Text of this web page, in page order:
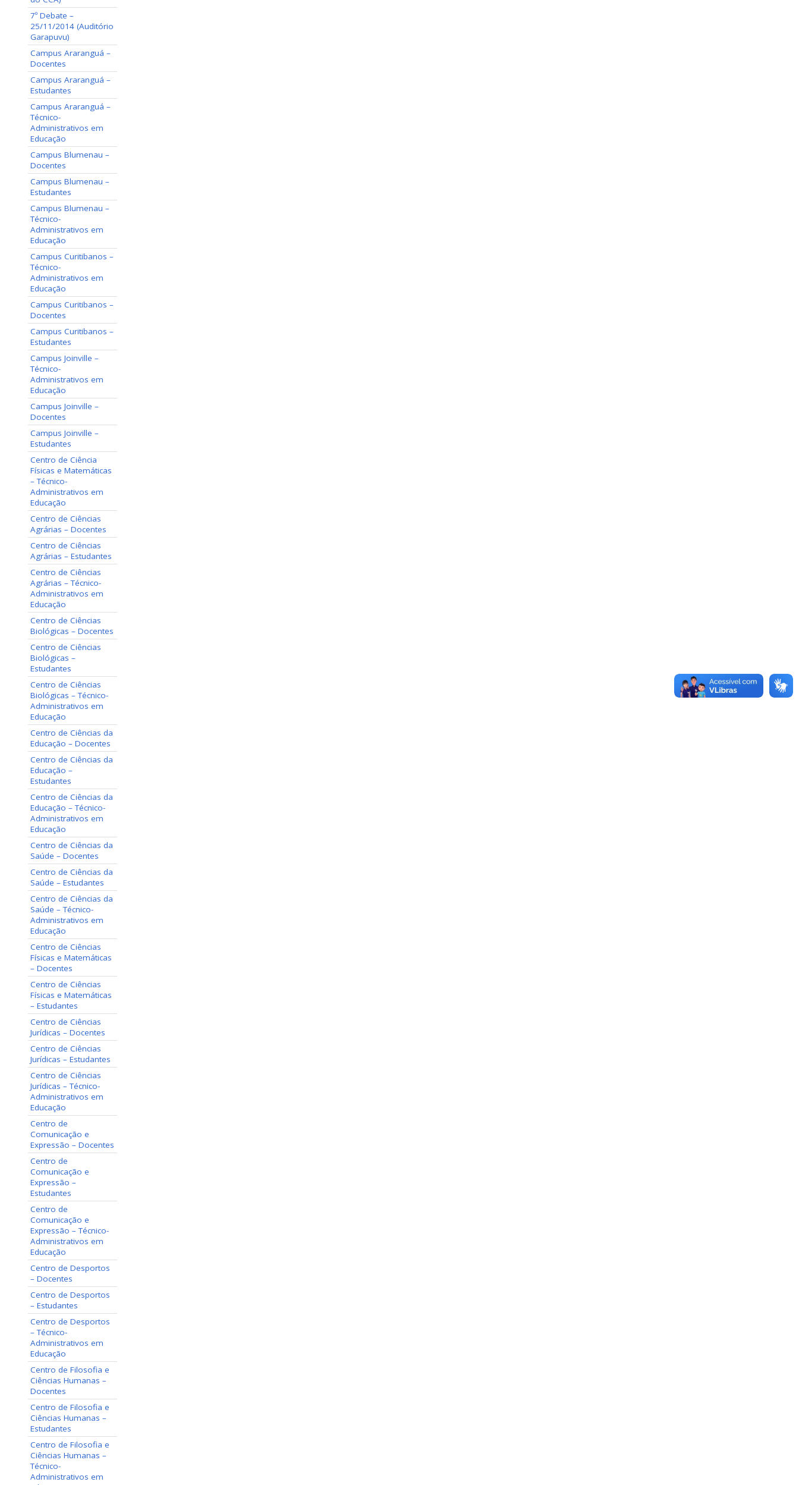
7º Debate –
25/11/2014 (Auditório
Garapuvu)
Campus Araranguá –
Docentes
Campus Araranguá –
Estudantes
Campus Araranguá –
Técnico-
Administrativos em
Educação
Campus Blumenau –
Docentes
Campus Blumenau –
Estudantes
Campus Blumenau –
Técnico-
Administrativos em
Educação
Campus Curitibanos –
Técnico-
Administrativos em
Educação
Campus Curitibanos –
Docentes
Campus Curitibanos –
Estudantes
Campus Joinville –
Técnico-
Administrativos em
Educação
Campus Joinville –
Docentes
Campus Joinville –
Estudantes
Centro de Ciência
Físicas e Matemáticas
– Técnico-
Administrativos em
Educação
Centro de Ciências
Agrárias – Docentes
Centro de Ciências
Agrárias – Estudantes
Centro de Ciências
Agrárias – Técnico-
Administrativos em
Educação
Centro de Ciências
Biológicas – Docentes
Centro de Ciências
Biológicas –
Estudantes
Centro de Ciências
Biológicas – Técnico-
Administrativos em
Educação
Centro de Ciências da
Educação – Docentes
Centro de Ciências da
Educação –
Estudantes
Centro de Ciências da
Educação – Técnico-
Administrativos em
Educação
Centro de Ciências da
Saúde – Docentes
Centro de Ciências da
Saúde – Estudantes
Centro de Ciências da
Saúde – Técnico-
Administrativos em
Educação
Centro de Ciências
Físicas e Matemáticas
– Docentes
Centro de Ciências
Físicas e Matemáticas
– Estudantes
Centro de Ciências
Jurídicas – Docentes
Centro de Ciências
Jurídicas – Estudantes
Centro de Ciências
Jurídicas – Técnico-
Administrativos em
Educação
Centro de
Comunicação e
Expressão – Docentes
Centro de
Comunicação e
Expressão –
Estudantes
Centro de
Comunicação e
Expressão – Técnico-
Administrativos em
Educação
Centro de Desportos
– Docentes
Centro de Desportos
– Estudantes
Centro de Desportos
– Técnico-
Administrativos em
Educação
Centro de Filosofia e
Ciências Humanas –
Docentes
Centro de Filosofia e
Ciências Humanas –
Estudantes
Centro de Filosofia e
Ciências Humanas –
Técnico-
Administrativos em